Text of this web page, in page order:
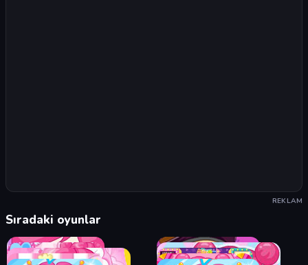
REKLAM
Sıradaki oyunlar